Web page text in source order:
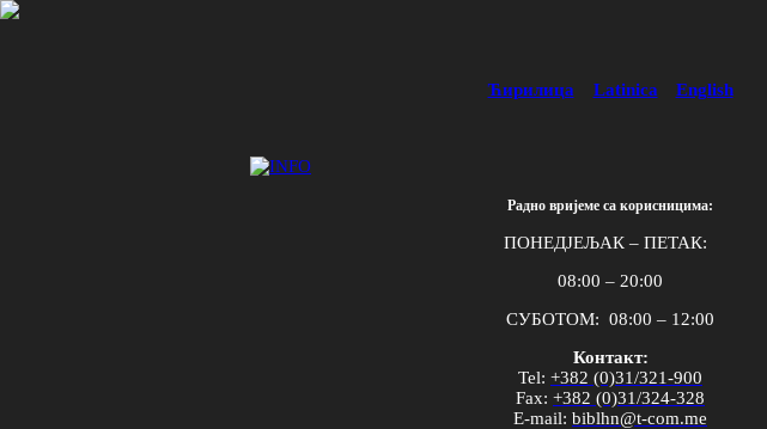
Ћирилица Latinica English
Радно вријеме са корисницима:
ПОНЕДЈЕЉАК – ПЕТАК:
08:00 – 20:00
СУБОТОМ: 08:00 – 12:00
Контакт:
Tel: +382 (0)31/321-900
Fax: +382 (0)31/324-328
E-mail: biblhn@t-com.me